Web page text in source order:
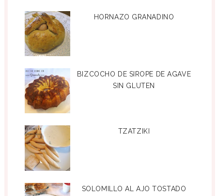
HORNAZO GRANADINO
BIZCOCHO DE SIROPE DE AGAVE
SIN GLUTEN
TZATZIKI
SOLOMILLO AL AJO TOSTADO